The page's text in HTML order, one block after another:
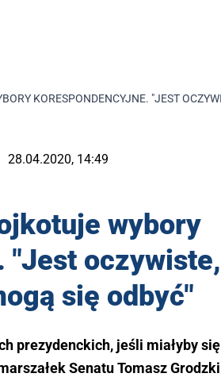
KORESPONDENCYJNE. "JEST
28.04.2020, 14:49
wybory
"Jest
się odbyć"
prezydenckich, jeśli miałyby
Senatu Tomasz